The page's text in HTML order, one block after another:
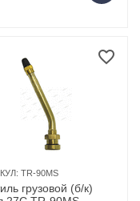
TR-90MS
грузовой (б/к)